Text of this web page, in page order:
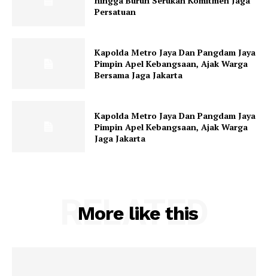
Persatuan
Kapolda Metro Jaya Dan Pangdam Jaya
Pimpin Apel Kebangsaan, Ajak Warga
Bersama Jaga Jakarta
Kapolda Metro Jaya Dan Pangdam Jaya
Pimpin Apel Kebangsaan, Ajak Warga
Jaga Jakarta
More like this
RELATED